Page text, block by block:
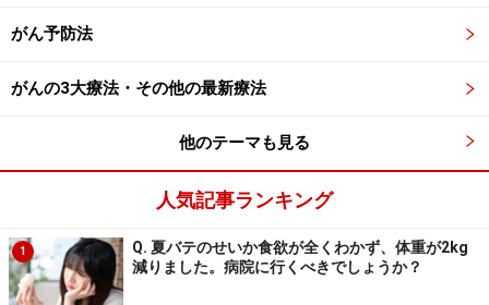
1/2 次のページへ
がん予防法
がんの3大療法・その他の最新療法
他のテーマも見る
人気記事ランキング
1
Q. 夏バテのせいか食欲が全くわかず、体重が2kg
減りました。病院に行くべきでしょうか？